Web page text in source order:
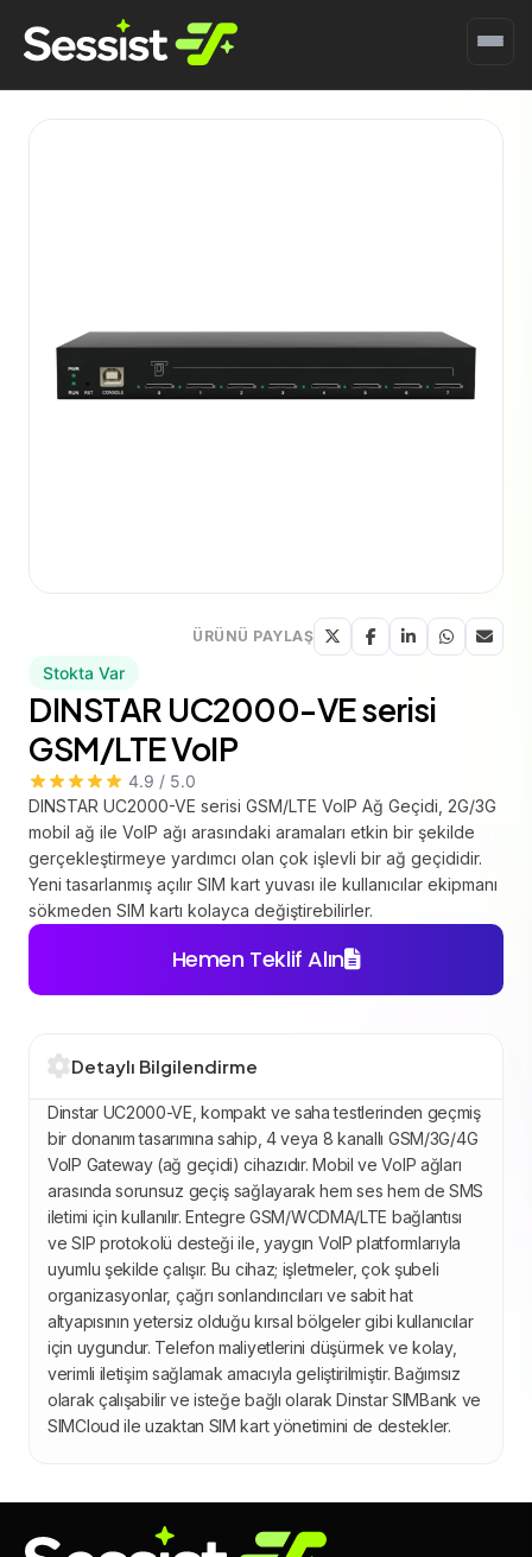
ÜRÜNÜ PAYLAŞ
Stokta Var
DINSTAR UC2000-VE serisi
GSM/LTE VoIP
4.9 / 5.0
DINSTAR UC2000-VE serisi GSM/LTE VoIP Ağ Geçidi, 2G/3G
mobil ağ ile VoIP ağı arasındaki aramaları etkin bir şekilde
gerçekleştirmeye yardımcı olan çok işlevli bir ağ geçididir.
Yeni tasarlanmış açılır SIM kart yuvası ile kullanıcılar ekipmanı
sökmeden SIM kartı kolayca değiştirebilirler.
Hemen Teklif Alın
Detaylı Bilgilendirme
Dinstar UC2000-VE, kompakt ve saha testlerinden geçmiş
bir donanım tasarımına sahip, 4 veya 8 kanallı GSM/3G/4G
VoIP Gateway (ağ geçidi) cihazıdır. Mobil ve VoIP ağları
arasında sorunsuz geçiş sağlayarak hem ses hem de SMS
iletimi için kullanılır. Entegre GSM/WCDMA/LTE bağlantısı
ve SIP protokolü desteği ile, yaygın VoIP platformlarıyla
uyumlu şekilde çalışır. Bu cihaz; işletmeler, çok şubeli
organizasyonlar, çağrı sonlandırıcıları ve sabit hat
altyapısının yetersiz olduğu kırsal bölgeler gibi kullanıcılar
için uygundur. Telefon maliyetlerini düşürmek ve kolay,
verimli iletişim sağlamak amacıyla geliştirilmiştir. Bağımsız
olarak çalışabilir ve isteğe bağlı olarak Dinstar SIMBank ve
SIMCloud ile uzaktan SIM kart yönetimini de destekler.